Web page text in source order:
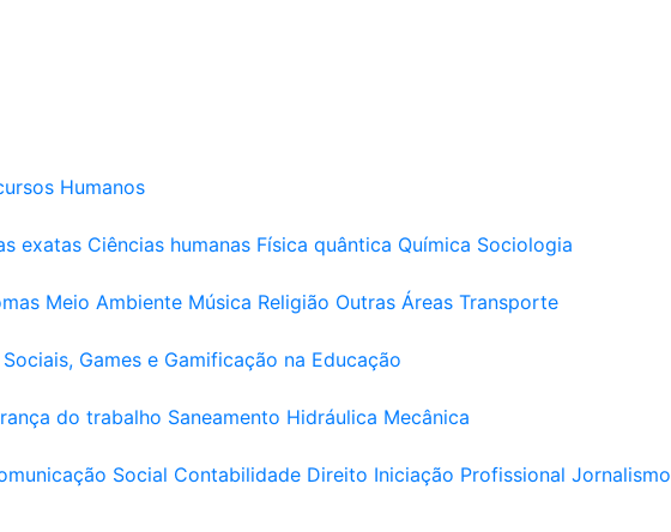
Humanos
exatas Ciências humanas Física quântica Química Sociologia
Meio Ambiente Música Religião Outras Áreas Transporte
Sociais, Games e Gamificação na Educação
do trabalho Saneamento Hidráulica Mecânica
Social Contabilidade Direito Iniciação Profissional Jornalismo